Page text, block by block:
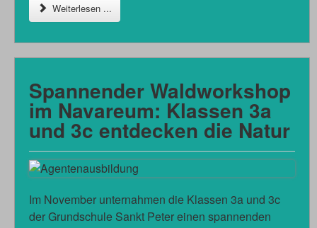
Weiterlesen ...
Spannender Waldworkshop
im Navareum: Klassen 3a
und 3c entdecken die Natur
Im November unternahmen die Klassen 3a und 3c
der Grundschule Sankt Peter einen spannenden